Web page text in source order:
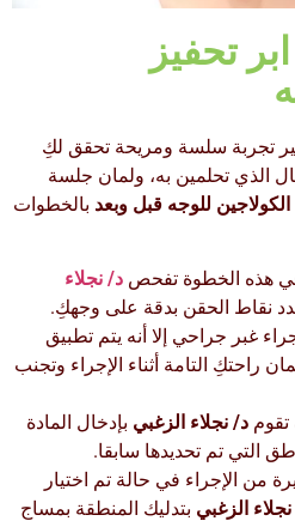
تحفيز
تجربة سلسة ومريحة تحقق لكِ
الذي تحلمين به، ولمان جلسة
للوجه قبل وبعد بالخطوات
هذه الخطوة تفحص د/ نجلاء
نقاط الحقن بدقة على وجهكِ.
غبر جراحي إلا أنه يتم تطبيق
التامة أثناء الإجراء وتجنب
د/ نجلاء الزغبي بإدخال المادة
التي تم تحديدها سابقا.
من الإجراء في حالة تم اختيار
الزغبي بتدليك المنطقة بمساج